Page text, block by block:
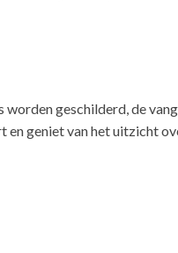
geschilderd, de
geniet van het uitzicht